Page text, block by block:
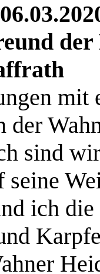
der
mit
der
sind
seine
ich